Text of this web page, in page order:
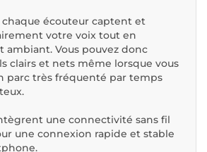
chaque écouteur captent et
votre voix tout en
ambiant. Vous pouvez donc
clairs et nets même lorsque vous
parc très fréquenté par temps
une connectivité sans fil
une connexion rapide et stable